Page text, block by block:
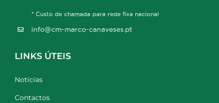
* Custo de chamada para rede fixa nacional
info@cm-marco-canaveses.pt
LINKS ÚTEIS
Notícias
Contactos